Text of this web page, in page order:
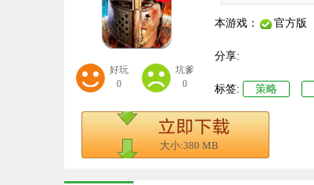
好玩
0
坑爹
0
本游戏： 官方版
分享:
标签: 策略
大小:380 MB